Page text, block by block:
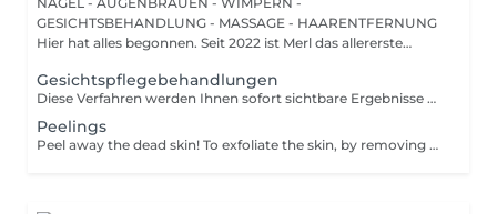
GESICHTSBEHANDLUNG - MASSAGE - HAARENTFERNUNG
Hier hat alles begonnen. Seit 2022 ist Merl das allererste
Gesichtspflegebehandlungen
Diese Verfahren werden Ihnen sofort sichtbare Ergebnisse wie glänzende, glatte, weiche und hydratisierte Haut bieten. Carboxytherapie - ist eine Behandlung, bei der eine kleine Menge Kohlendioxidgas unter die Haut injiziert wird. Sie kann zur Behandlung von Dehnungsstreifen, dunklen Augenringen, Cellulite und überschüssigem Fett an bestimmten Körperstellen verwendet werden. Bioplazma GIGI - hilft, den allgemeinen Zustand der Haut zu verbessern, Entzündungen und Schuppenbildung zu entfernen, die Tiefe und Anzahl der Falten zu reduzieren und die Poren zu verengen. New Age GIGI - hilft bei der Regeneration und Verjüngung, reduziert Trockenheit, verbessert die Textur und verleiht der Haut um die Augen Elastizität und Festigkeit. Flesh Schönheit - die Expressbehandlung umfasst eine Feuchtigkeitsmaske, Creme und Gesichtsmassage. Hautentgiftung - bedeutet, so viele Unreinheiten, Toxine, Schadstoffe und abgestorbene Hautzellen wie möglich zu entfernen, um Ihre Poren zu reinigen, Ihre Haut zu behandeln, aufzuhellen, zu hydratisieren und zu beruhigen. Hydratation Aqua Power - die erste Rettung für hypersensible und ausgetrocknete Haut. Zielt darauf ab, die hydrolipidische Barriere der Haut zu stärken. Beinhaltet eine Gesichtsmassage und eine Alginsäuremaske am Ende. Altersbeschränkungen: empfohlen ab 20-25 Jahren. Empfehlungen nach dem Eingriff: es gibt keine Empfehlungen nach diesen Verfahren. Frequenz: 4 Mal, einmal pro Woche.
Peelings
Peel away the dead skin! To exfoliate the skin, by removing dead skin cells and minimising the appearance of open pores. *We have a big amount of peeling to choose from. If you are not sure which one you are looking for - you can book any of them and decide with the beautician in the beauty space which one suits your skin. How is peeling done: - skin is cleaned with special cleanser - peeling solution is applied and leaved on skin for 15 minutes - peeling solution is removed - face cream is applied Age restrictions: recommended to do from 18 years. Post procedure recommendations: do not visit sauna, do not sunbathe for 24 hours after the procedure. Frequency: once in 7-21 days depending on peeling solution, 5 times.